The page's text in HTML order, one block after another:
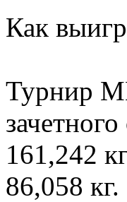
Как
Турнир
161,242
86,058 кг.